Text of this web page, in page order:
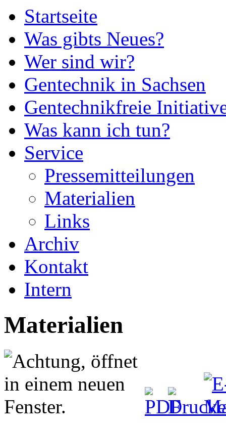
Startseite
Was gibts Neues?
Wer sind wir?
Gentechnik in Sachsen
Gentechnikfreie
Was kann ich tun?
Service
Pressemitteilungen
Materialien
Links
Archiv
Kontakt
Intern
Materialien